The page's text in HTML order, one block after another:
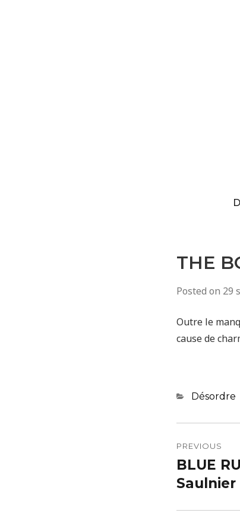
THE
Posted on 29
Outre le
cause de
Categories
Désordre
de
l’article
PREVIOUS
Previous
post:
BLUE
Saulnier